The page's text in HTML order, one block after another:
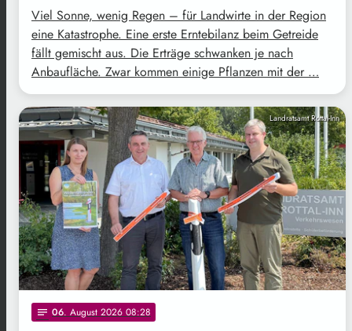
Viel Sonne, wenig Regen – für Landwirte in der Region
eine Katastrophe. Eine erste Erntebilanz beim Getreide
fällt gemischt aus. Die Erträge schwanken je nach
Anbaufläche. Zwar kommen einige Pflanzen mit der …
Landratsamt Rottal-Inn
notes 06. August 2026 08:28